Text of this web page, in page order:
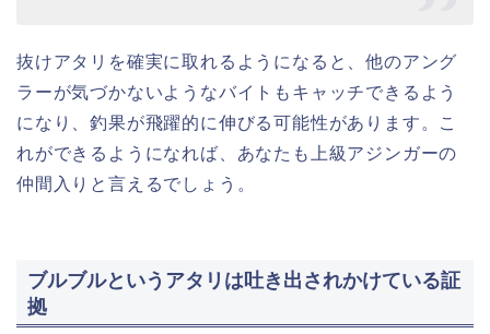
抜けアタリを確実に取れるようになると、他のアング
ラーが気づかないようなバイトもキャッチできるよう
になり、釣果が飛躍的に伸びる可能性があります。こ
れができるようになれば、あなたも上級アジンガーの
仲間入りと言えるでしょう。
ブルブルというアタリは吐き出されかけている証
拠